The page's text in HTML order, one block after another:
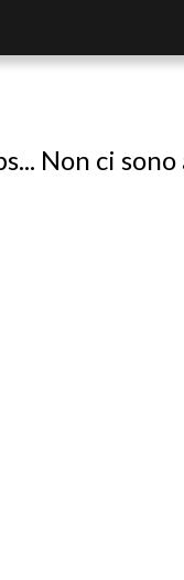
Non ci